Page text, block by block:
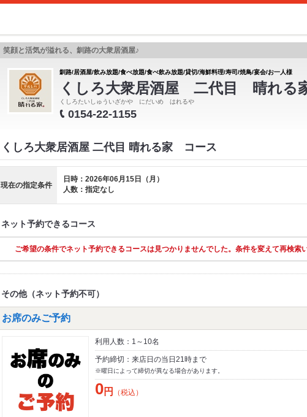
笑顔と活気が溢れる、釧路の大衆居酒屋♪
釧路/居酒屋/飲み放題/食べ放題/食べ飲み放題/貸切/海鮮料理/寿司/焼鳥/宴会/お一人様
くしろ大衆居酒屋 二代目 晴れる
くしろたいしゅういざかや にだいめ はれるや
0154-22-1155
くしろ大衆居酒屋 二代目 晴れる家 コース
現在の指定条件
日時：2026年06月15日（月）
人数：指定なし
ネット予約できるコース
ご希望の条件でネット予約できるコースは見つかりませんでした。条件を変えて再検索
その他（ネット予約不可）
お席のみご予約
利用人数：1～10名
予約締切：来店日の当日21時まで
※曜日によって締切が異なる場合があります。
0円 （税込）